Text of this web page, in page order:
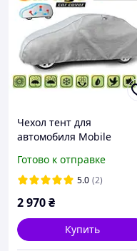
Чехол тент для
автомобиля Mobile
Kegel-Błażusiak 425 - 470
см.
Готово к отправке
5.0 (2)
2 970₴
Купить